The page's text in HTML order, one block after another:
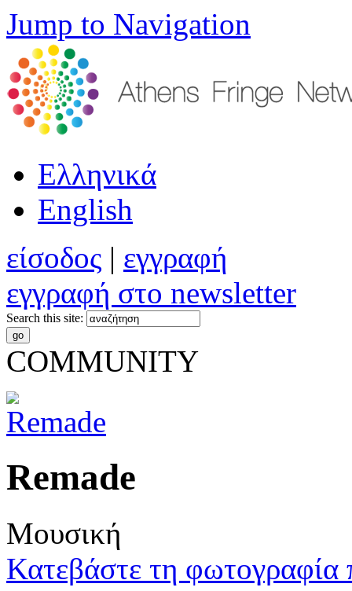
Jump to Navigation
Ελληνικά
English
είσοδος | εγγραφή
εγγραφή στο newsletter
Search this site:
COMMUNITY
Remade
Μουσική
Κατεβάστε τη φωτογραφία